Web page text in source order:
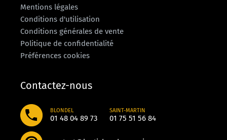
Mentions légales
Conditions d'utilisation
Conditions générales de vente
Politique de confidentialité
Préférences cookies
Contactez-nous
BLONDEL
01 48 04 89 73
SAINT-MARTIN
01 75 51 56 84